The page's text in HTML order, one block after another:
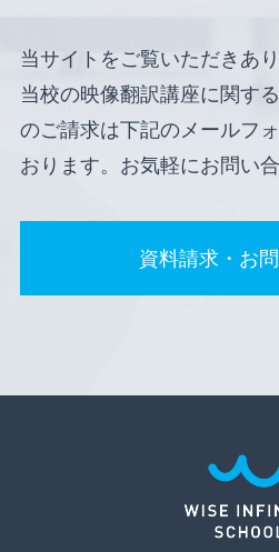
当サイトをご覧いただきあ
当校の映像翻訳講座に関す
のご請求は下記のメールフ
おります。お気軽にお問い
資料請求・お